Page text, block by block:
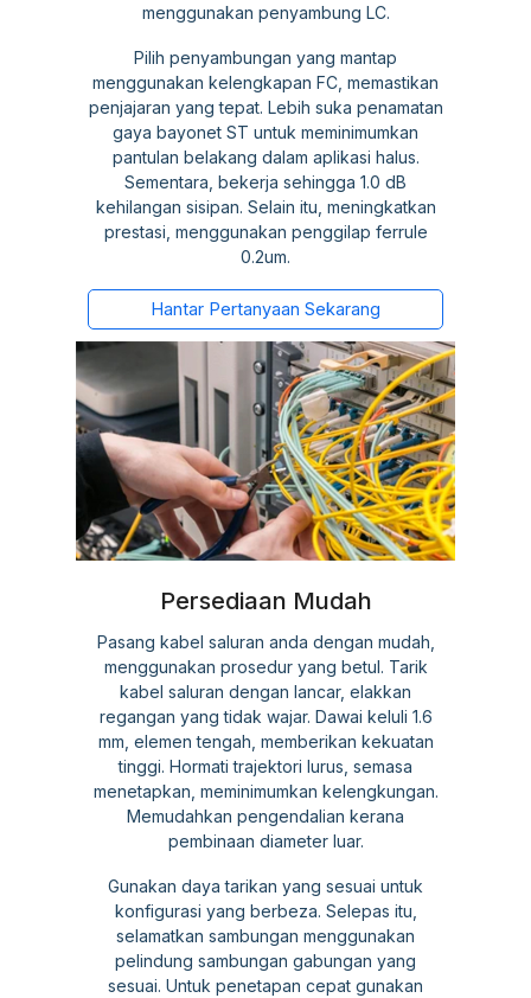
menggunakan penyambung LC.
Pilih penyambungan yang mantap
menggunakan kelengkapan FC, memastikan
penjajaran yang tepat. Lebih suka penamatan
gaya bayonet ST untuk meminimumkan
pantulan belakang dalam aplikasi halus.
Sementara, bekerja sehingga 1.0 dB
kehilangan sisipan. Selain itu, meningkatkan
prestasi, menggunakan penggilap ferrule
0.2um.
Hantar Pertanyaan Sekarang
Persediaan Mudah
Pasang kabel saluran anda dengan mudah,
menggunakan prosedur yang betul. Tarik
kabel saluran dengan lancar, elakkan
regangan yang tidak wajar. Dawai keluli 1.6
mm, elemen tengah, memberikan kekuatan
tinggi. Hormati trajektori lurus, semasa
menetapkan, meminimumkan kelengkungan.
Memudahkan pengendalian kerana
pembinaan diameter luar.
Gunakan daya tarikan yang sesuai untuk
konfigurasi yang berbeza. Selepas itu,
selamatkan sambungan menggunakan
pelindung sambungan gabungan yang
sesuai. Untuk penetapan cepat gunakan